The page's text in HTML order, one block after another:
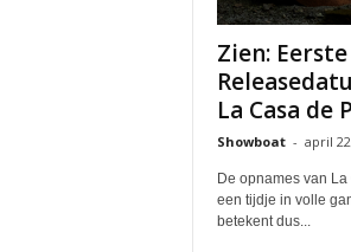
Zien:
La Casa de
Showboat - april
De opnames van
een tijdje in volle
betekent dus...